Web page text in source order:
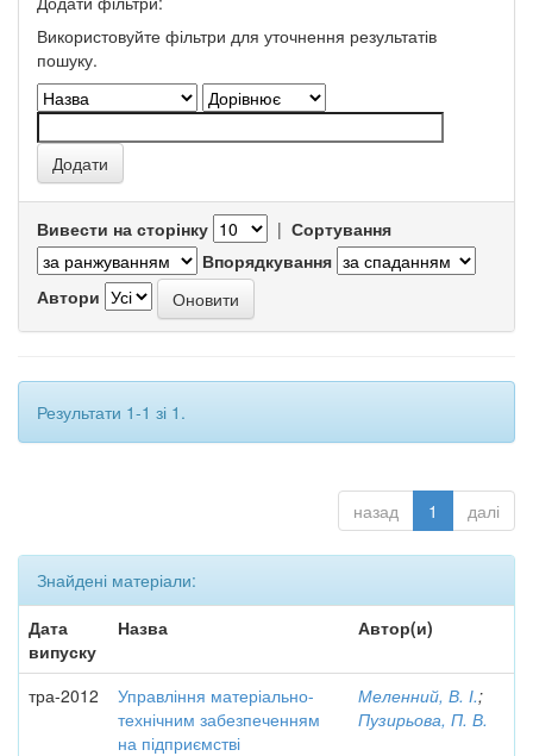
Використовуйте фільтри для уточнення результатів
пошуку.
Вивести на сторінку | Сортування
Впорядкування
Автори
Результати 1-1 зі 1.
назад 1 далі
Знайдені матеріали:
Дата
випуску
Назва Автор(и)
тра-2012
Управління матеріально-
технічним забезпеченням
на підприємстві
Меленний, В. І.;
Пузирьова, П. В.